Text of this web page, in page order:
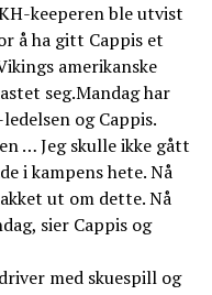
keeperen ble utvist
å ha gitt Cappis et
amerikanske
seg.Mandag har
og Cappis.
… Jeg skulle ikke gått
i kampens hete. Nå
ut om dette. Nå
sier Cappis og
med skuespill og